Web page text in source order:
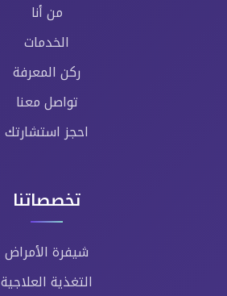
من أنا
الخدمات
ركن المعرفة
تواصل معنا
احجز استشارتك
تخصصاتنا
شيفرة الأمراض
التغذية العلاجية